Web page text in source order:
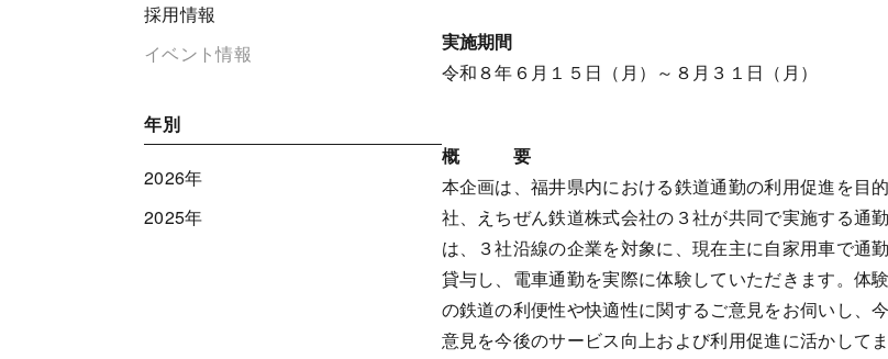
採用情報
イベント情報
年別
2026年
2025年
実施期間
令和８年６月１５日（月）～８月３１日（月）
概 要
本企画は、福井県内における鉄道通勤の利用促進を目
社、えちぜん鉄道株式会社の３社が共同で実施する通
は、３社沿線の企業を対象に、現在主に自家用車で通
貸与し、電車通勤を実際に体験していただきます。体
の鉄道の利便性や快適性に関するご意見をお伺いし、
意見を今後のサービス向上および利用促進に活かしてま